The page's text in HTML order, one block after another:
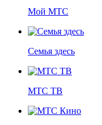
Мой МТС
Семья здесь
МТС ТВ